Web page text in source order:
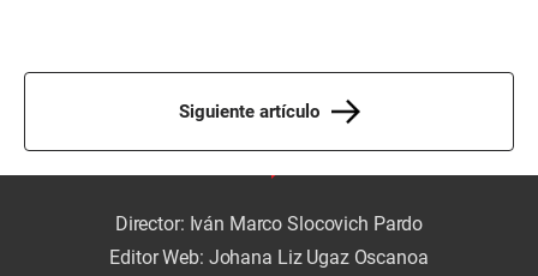
Siguiente artículo
Director: Iván Marco Slocovich Pardo
Editor Web: Johana Liz Ugaz Oscanoa